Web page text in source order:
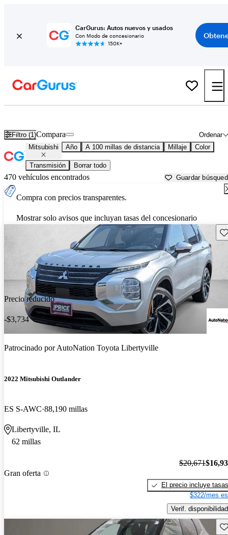
CarGurus: Autos nuevos y usados
Con Modo de concesionario
150K+
Filtro (1) Ordenar
Compara
Mitsubishi Año A 100 millas de distancia Millaje Color
Transmisión Borrar todo
470 vehículos encontrados Guardar
Compra con precios transparentes.
Mostrar solo avisos que incluyan tasas del concesionario
Precio reducido
-$3,734
Patrocinado porAutoNation Toyota Libertyville
2022 Mitsubishi Outlander
ES S-AWC 88,190 millas
Libertyville, IL
62 millas
Gran oferta
$20,671
El precio incluye tasas
$322/mes
Verif. disponibilidad